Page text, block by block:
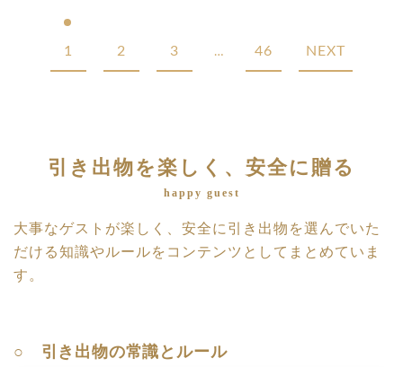
1 2 3 … 46 NEXT
引き出物を楽しく、安全に贈る
happy guest
大事なゲストが楽しく、安全に引き出物を選んでいた
だける知識やルールをコンテンツとしてまとめていま
す。
○ 引き出物の常識とルール